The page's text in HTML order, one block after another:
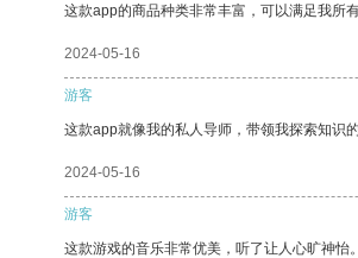
这款app的商品种类非常丰富，可以满足我所有
2024-05-16
游客
这款app就像我的私人导师，带领我探索知识的
2024-05-16
游客
这款游戏的音乐非常优美，听了让人心旷神怡。